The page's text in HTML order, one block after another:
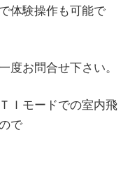
体験操作も可能で
度お問合せ下さい。
Ｉモードでの室内飛
で